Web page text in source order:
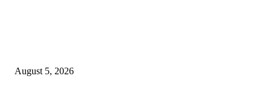
August 5, 2026